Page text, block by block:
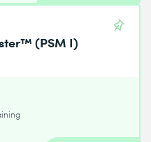
(PSM I)